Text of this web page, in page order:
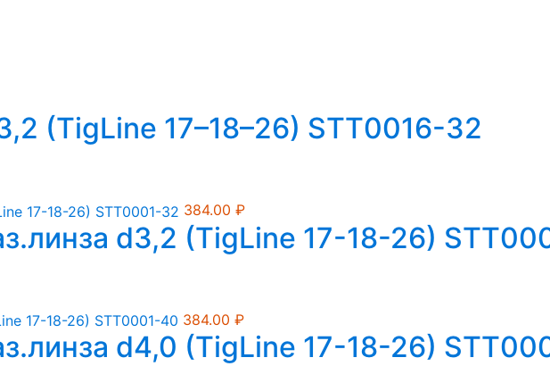
(TigLine 17–18–26) STT0016-32
384.00 ₽
d3,2 (TigLine 17-18-26)
384.00 ₽
d4,0 (TigLine 17-18-26)